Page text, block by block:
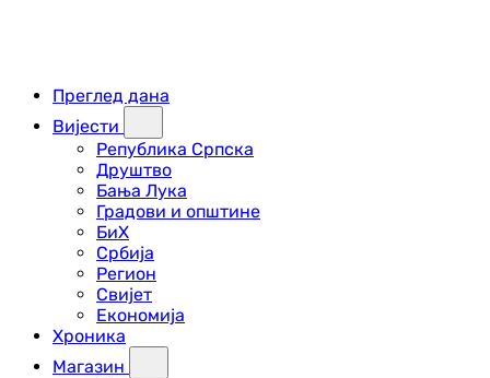
Преглед дана
Вијести
Република Српска
Друштво
Бања Лука
Градови и општине
БиХ
Србија
Регион
Свијет
Економија
Хроника
Магазин